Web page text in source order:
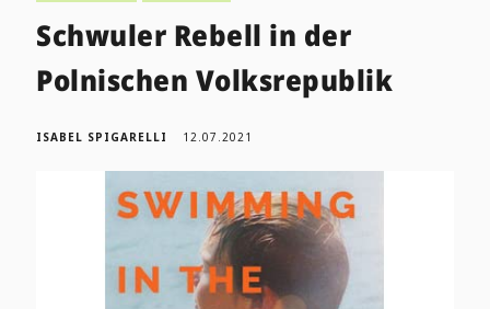
Schwuler Rebell in der
Polnischen Volksrepublik
ISABEL SPIGARELLI 12.07.2021